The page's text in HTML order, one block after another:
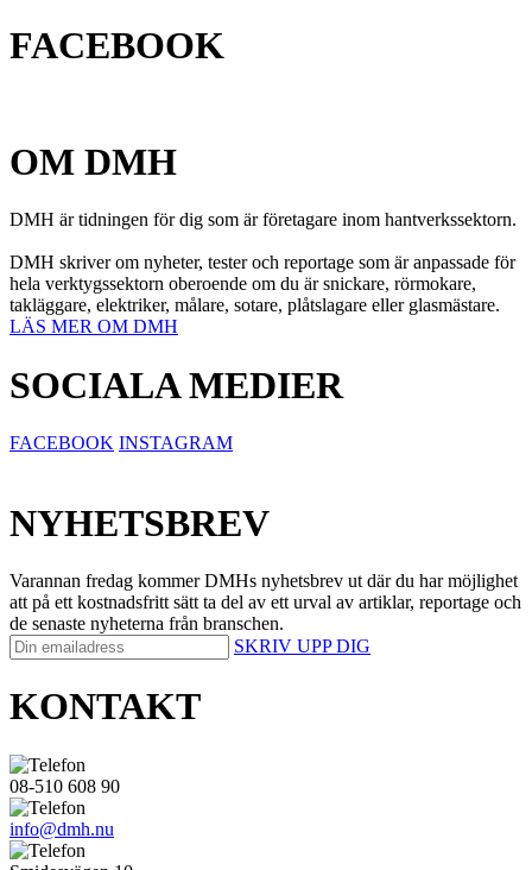
FACEBOOK
OM DMH
DMH är tidningen för dig som är företagare inom hantverkssektorn.
DMH skriver om nyheter, tester och reportage som är anpassade för
hela verktygssektorn oberoende om du är snickare, rörmokare,
takläggare, elektriker, målare, sotare, plåtslagare eller glasmästare.
LÄS MER OM DMH
SOCIALA MEDIER
FACEBOOK INSTAGRAM
NYHETSBREV
Varannan fredag kommer DMHs nyhetsbrev ut där du har möjlighet
att på ett kostnadsfritt sätt ta del av ett urval av artiklar, reportage och
de senaste nyheterna från branschen.
SKRIV UPP DIG
KONTAKT
08-510 608 90
info@dmh.nu